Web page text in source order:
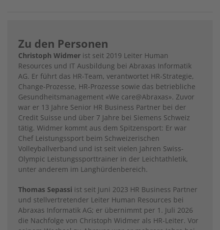
Zu den Personen
Christoph Widmer ist seit 2019 Leiter Human
Resources und IT Ausbildung bei Abraxas Informatik
AG. Er führt das HR-Team, verantwortet HR-Strategie,
Change-Prozesse, HR-Prozesse sowie das betriebliche
Gesundheitsmanagement «We care@Abraxas». Zuvor
war er 13 Jahre Senior HR Business Partner bei der
Credit Suisse und über 7 Jahre bei Siemens Schweiz
tätig. Widmer kommt aus dem Spitzensport: Er war
Chef Leistungssport beim Schweizerischen
Volleyballverband und ist seit vielen Jahren Swiss-
Olympic Leistungssporttrainer in der Leichtathletik,
unter anderem im Langhürdenbereich.
Thomas Sepassi ist seit Juni 2023 HR Business Partner
und stellvertretender Leiter Human Resources bei
Abraxas Informatik AG; er übernimmt per 1. Juli 2026
die Nachfolge von Christoph Widmer als HR-Leiter. Vor